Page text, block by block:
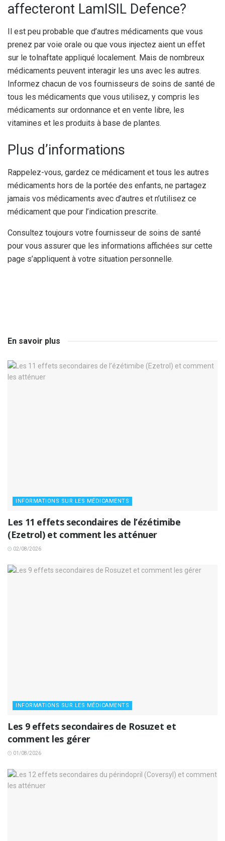
affecteront LamISIL Defence?
Il est peu probable que d’autres médicaments que vous
prenez par voie orale ou que vous injectez aient un effet
sur le tolnaftate appliqué localement. Mais de nombreux
médicaments peuvent interagir les uns avec les autres.
Informez chacun de vos fournisseurs de soins de santé de
tous les médicaments que vous utilisez, y compris les
médicaments sur ordonnance et en vente libre, les
vitamines et les produits à base de plantes.
Plus d’informations
Rappelez-vous, gardez ce médicament et tous les autres
médicaments hors de la portée des enfants, ne partagez
jamais vos médicaments avec d’autres et n’utilisez ce
médicament que pour l’indication prescrite.
Consultez toujours votre fournisseur de soins de santé
pour vous assurer que les informations affichées sur cette
page s’appliquent à votre situation personnelle.
En savoir plus
INFORMATIONS SUR LES MÉDICAMENTS
Les 11 effets secondaires de l’ézétimibe
(Ezetrol) et comment les atténuer
02/08/2026
INFORMATIONS SUR LES MÉDICAMENTS
Les 9 effets secondaires de Rosuzet et
comment les gérer
01/08/2026